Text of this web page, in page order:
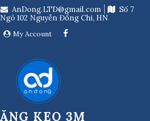
AnDong.LTD@gmail.com
Số 7
102 Nguyễn Đổng Chi, HN
My Account
KEO 3M